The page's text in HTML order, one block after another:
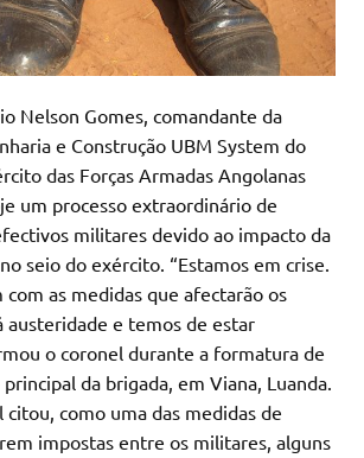
Nelson Gomes, comandante da
e Construção UBM System do
das Forças Armadas Angolanas
um processo extraordinário de
militares devido ao impacto da
seio do exército. “Estamos em crise.
com as medidas que afectarão os
austeridade e temos de estar
o coronel durante a formatura de
da brigada, em Viana, Luanda.
como uma das medidas de
impostas entre os militares, alguns